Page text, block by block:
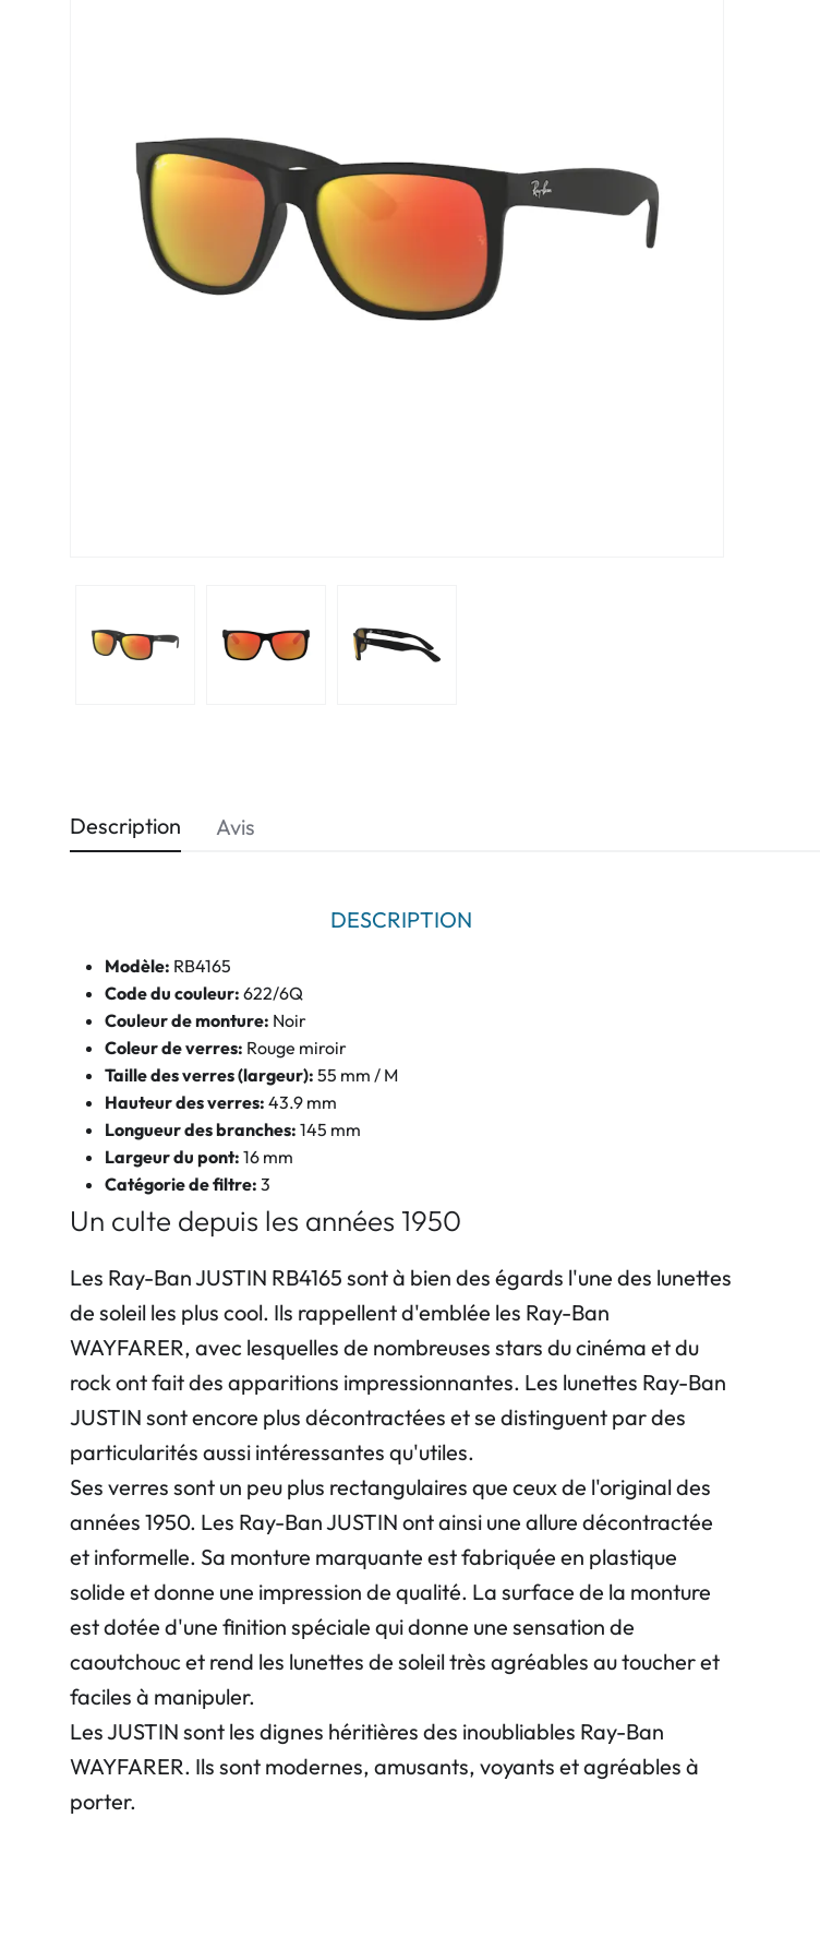
Biofinity
Description
DESCRIPTION
Modèle: RB4165
Code du couleur: 622/6Q
Couleur de monture: Noir
Coleur de verres: Rouge miroir
Taille des verres (largeur): 55 mm / M
Hauteur des verres: 43.9 mm
Longueur des branches: 145 mm
Largeur du pont: 16 mm
Catégorie de filtre: 3
Un culte depuis les années 1950
Les Ray-Ban JUSTIN RB4165 sont à bien des égards l'une des lunettes
de soleil les plus cool. Ils rappellent d'emblée les Ray-Ban
WAYFARER, avec lesquelles de nombreuses stars du cinéma et du
rock ont fait des apparitions impressionnantes. Les lunettes Ray-Ban
JUSTIN sont encore plus décontractées et se distinguent par des
particularités aussi intéressantes qu'utiles.
Ses verres sont un peu plus rectangulaires que ceux de l'original des
années 1950. Les Ray-Ban JUSTIN ont ainsi une allure décontractée
et informelle. Sa monture marquante est fabriquée en plastique
solide et donne une impression de qualité. La surface de la monture
est dotée d'une finition spéciale qui donne une sensation de
caoutchouc et rend les lunettes de soleil très agréables au toucher et
faciles à manipuler.
Les JUSTIN sont les dignes héritières des inoubliables Ray-Ban
WAYFARER. Ils sont modernes, amusants, voyants et agréables à
porter.
Avis